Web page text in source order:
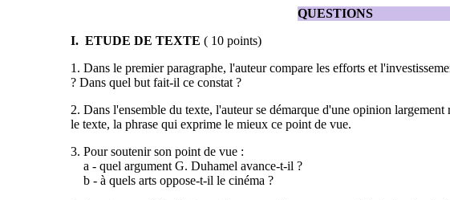
QUESTIONS
I. ETUDE DE TEXTE ( 10 points)
1. Dans le premier paragraphe, l'auteur compare les efforts et
? Dans quel but fait-il ce constat ?
2. Dans l'ensemble du texte, l'auteur se démarque d'une opinion
le texte, la phrase qui exprime le mieux ce point de vue.
3. Pour soutenir son point de vue :
a - quel argument G. Duhamel avance-t-il ?
b - à quels arts oppose-t-il le cinéma ?